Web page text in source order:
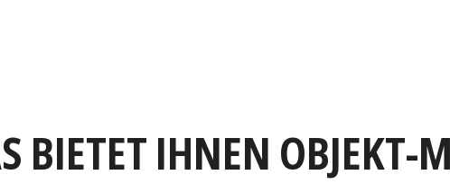
BIETET IHNEN OBJEKT-M